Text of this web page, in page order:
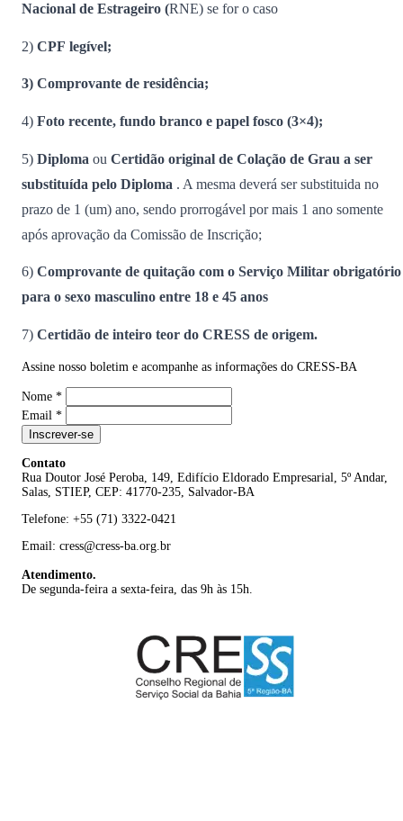
Nacional de Estrageiro (RNE) se for o caso
2) CPF legível;
3) Comprovante de residência;
4) Foto recente, fundo branco e papel fosco (3×4);
5) Diploma ou Certidão original de Colação de Grau a ser
substituída pelo Diploma . A mesma deverá ser substituida no
prazo de 1 (um) ano, sendo prorrogável por mais 1 ano somente
após aprovação da Comissão de Inscrição;
6) Comprovante de quitação com o Serviço Militar obrigatório
para o sexo masculino entre 18 e 45 anos
7) Certidão de inteiro teor do CRESS de origem.
Assine nosso boletim e acompanhe as informações do CRESS-BA
Nome *
Email *
Inscrever-se
Contato
Rua Doutor José Peroba, 149, Edifício Eldorado Empresarial, 5º Andar,
Salas, STIEP, CEP: 41770-235, Salvador-BA
Telefone: +55 (71) 3322-0421
Email: cress@cress-ba.org.br
Atendimento.
De segunda-feira a sexta-feira, das 9h às 15h.